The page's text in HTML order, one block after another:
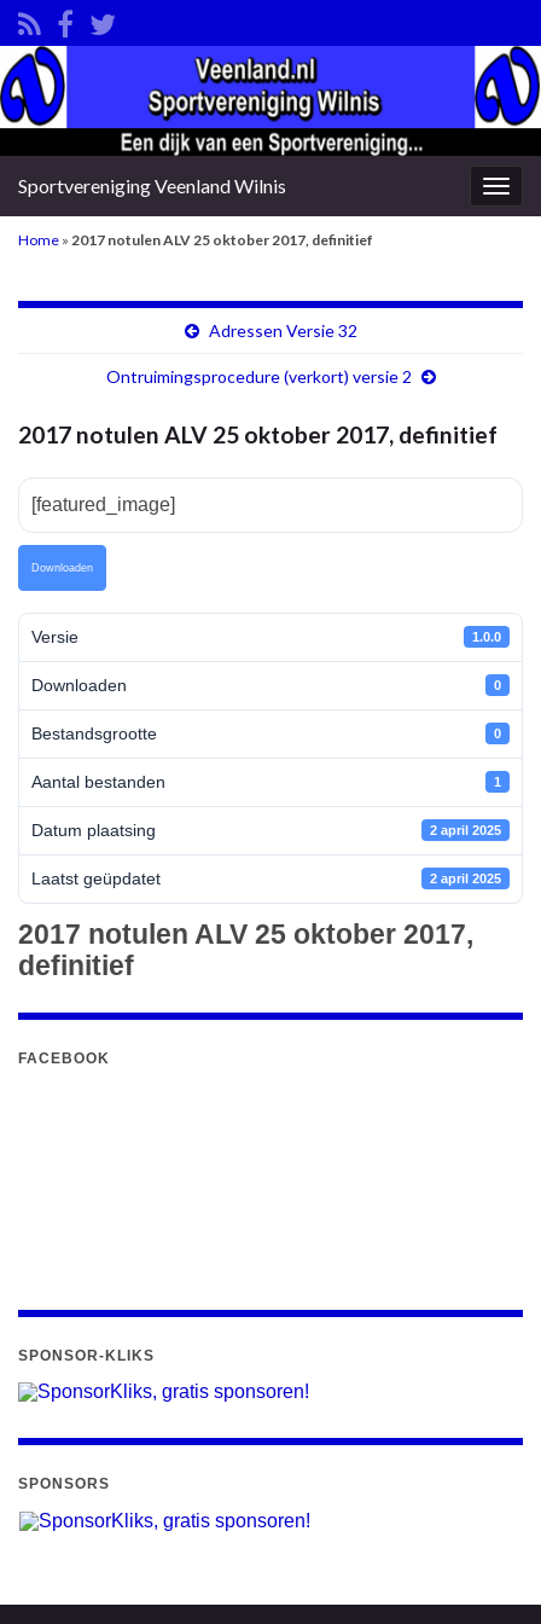
Sportvereniging Veenland Wilnis
Home » 2017 notulen ALV 25 oktober 2017, definitief
Adressen Versie 32
Ontruimingsprocedure (verkort) versie 2
2017 notulen ALV 25 oktober 2017, definitief
[featured_image]
Downloaden
Versie 1.0.0
Downloaden 0
Bestandsgrootte 0
Aantal bestanden 1
Datum plaatsing 2 april 2025
Laatst geüpdatet 2 april 2025
2017 notulen ALV 25 oktober 2017,
definitief
FACEBOOK
SPONSOR-KLIKS
SPONSORS